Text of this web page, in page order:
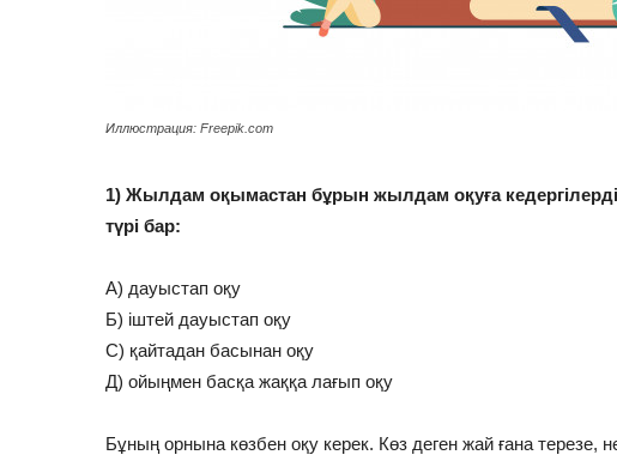
Иллюстрация: Freepik.com
1) Жылдам оқымастан бұрын жылдам оқуға
түрі бар:
А) дауыстап оқу
Б) іштей дауыстап оқу
С) қайтадан басынан оқу
Д) ойыңмен басқа жаққа лағып оқу
Бұның орнына көзбен оқу керек. Көз деген жай ғана терезе,